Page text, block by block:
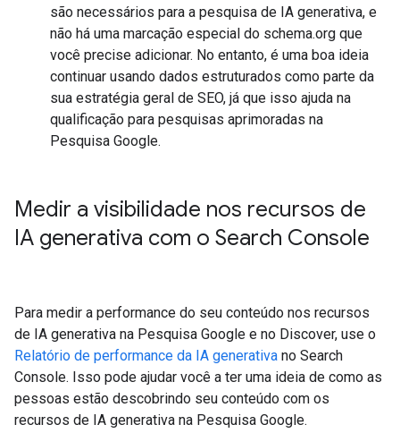
são necessários para a pesquisa de IA generativa, e
não há uma marcação especial do schema.org que
você precise adicionar. No entanto, é uma boa ideia
continuar usando dados estruturados como parte da
sua estratégia geral de SEO, já que isso ajuda na
qualificação para pesquisas aprimoradas na
Pesquisa Google.
Medir a visibilidade nos recursos de
IA generativa com o Search Console
Para medir a performance do seu conteúdo nos recursos
de IA generativa na Pesquisa Google e no Discover, use o
Relatório de performance da IA generativa no Search
Console. Isso pode ajudar você a ter uma ideia de como as
pessoas estão descobrindo seu conteúdo com os
recursos de IA generativa na Pesquisa Google.